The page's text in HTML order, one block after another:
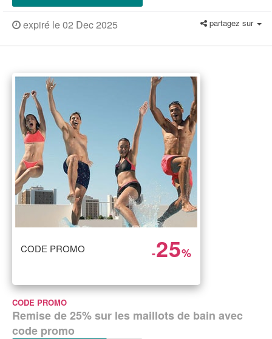
expiré le 02 Dec 2025 partagez sur
CODE PROMO -25%
CODE PROMO
Remise de 25% sur les maillots de bain avec
code promo